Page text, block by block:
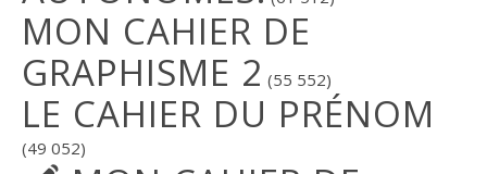
MON CAHIER DE
GRAPHISME 2 (55 552)
LE CAHIER DU PRÉNOM
(49 052)